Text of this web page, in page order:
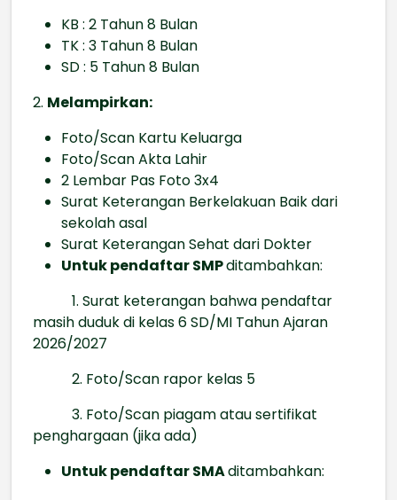
KB : 2 Tahun 8 Bulan
TK : 3 Tahun 8 Bulan
SD : 5 Tahun 8 Bulan
2. Melampirkan:
Foto/Scan Kartu Keluarga
Foto/Scan Akta Lahir
2 Lembar Pas Foto 3x4
Surat Keterangan Berkelakuan Baik dari
sekolah asal
Surat Keterangan Sehat dari Dokter
Untuk pendaftar SMPditambahkan:
1. Surat keterangan bahwa pendaftar
masih duduk di kelas 6 SD/MI Tahun Ajaran
2026/2027
2. Foto/Scan rapor kelas 5
3. Foto/Scan piagam atau sertifikat
penghargaan (jika ada)
Untuk pendaftar SMAditambahkan: